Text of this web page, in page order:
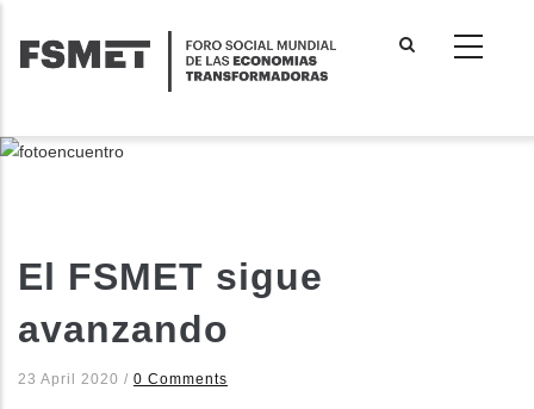
contenido
El FSMET sigue
avanzando
23 April 2020 / 0 Comments